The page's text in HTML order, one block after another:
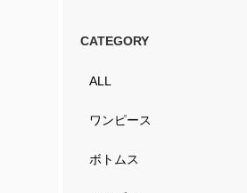
CATEGORY
ALL
ワンピース
ボトムス